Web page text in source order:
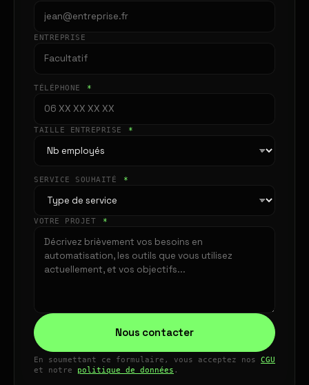
ENTREPRISE
TÉLÉPHONE *
TAILLE ENTREPRISE *
SERVICE SOUHAITÉ *
VOTRE PROJET *
Nous contacter
En soumettant ce formulaire, vous acceptez nos CGU
et notre politique de données .